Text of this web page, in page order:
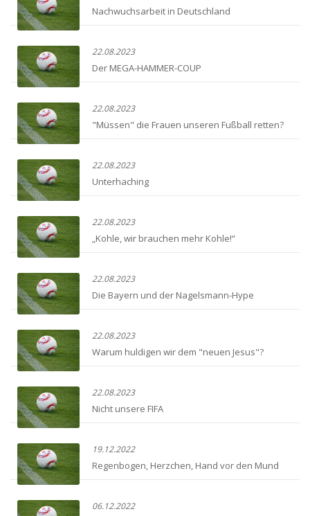
Nachwuchsarbeit in Deutschland
22.08.2023
Der MEGA-HAMMER-COUP
22.08.2023
"Müssen" die Frauen unseren Fußball retten?
22.08.2023
Unterhaching
22.08.2023
„Kohle, wir brauchen mehr Kohle!“
22.08.2023
Die Bayern und der Nagelsmann-Hype
22.08.2023
Warum huldigen wir dem "neuen Jesus"?
22.08.2023
Nicht unsere FIFA
19.12.2022
Regenbogen, Herzchen, Hand vor den Mund
06.12.2022